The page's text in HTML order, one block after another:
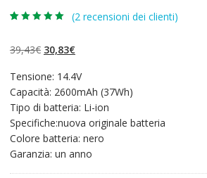
base di
recensioni
(2 recensioni dei clienti)
39,43€ Il
originale
era:
39,43€.
30,83€Il
attuale
è:
30,83€.
Tensione: 14.4V
Capacità: 2600mAh (37Wh)
Tipo di batteria: Li-ion
Specifiche:nuova originale batteria
Colore batteria: nero
Garanzia: un anno